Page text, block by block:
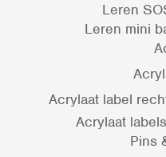
Leren
Leren mini
Acrylaat label
Acrylaat
Pins